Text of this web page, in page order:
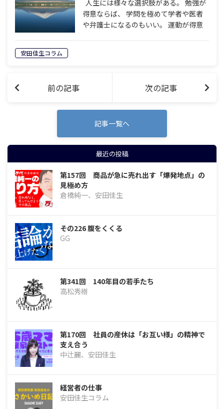
人生には様々な選択肢がある。 勉強が
得意ならば、 学問を極めて学者や医者
や弁護士になるのもいい。 運動が得意
安田佳生コラム
前の記事 次の記事
記事一覧へ
最近の投稿
第157回 商品が急に売れ出す「爆発地点」の
見極め方
倉橋純一、安田佳生
その226 腹をくくる
GG
第341回 140年目の若手たち
高松秀樹
第170回 社員の産休は「お互い様」の精神で
支え合う
中辻麗、安田佳生
経営者の仕事
安田佳生コラム